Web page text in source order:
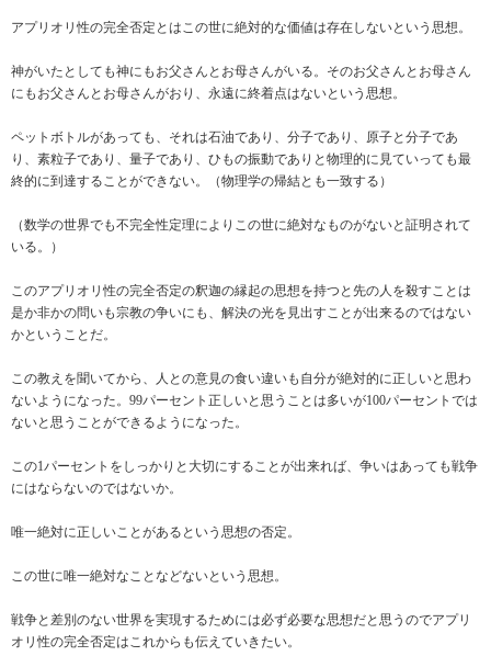
アプリオリ性の完全否定とはこの世に絶対的な価値は存在しないという思想。
神がいたとしても神にもお父さんとお母さんがいる。そのお父さんとお母さん
にもお父さんとお母さんがおり、永遠に終着点はないという思想。
ペットボトルがあっても、それは石油であり、分子であり、原子と分子であ
り、素粒子であり、量子であり、ひもの振動でありと物理的に見ていっても最
終的に到達することができない。（物理学の帰結とも一致する）
（数学の世界でも不完全性定理によりこの世に絶対なものがないと証明されて
いる。）
このアプリオリ性の完全否定の釈迦の縁起の思想を持つと先の人を殺すことは
是か非かの問いも宗教の争いにも、解決の光を見出すことが出来るのではない
かということだ。
この教えを聞いてから、人との意見の食い違いも自分が絶対的に正しいと思わ
ないようになった。99パーセント正しいと思うことは多いが100パーセントでは
ないと思うことができるようになった。
この1パーセントをしっかりと大切にすることが出来れば、争いはあっても戦争
にはならないのではないか。
唯一絶対に正しいことがあるという思想の否定。
この世に唯一絶対なことなどないという思想。
戦争と差別のない世界を実現するためには必ず必要な思想だと思うのでアプリ
オリ性の完全否定はこれからも伝えていきたい。